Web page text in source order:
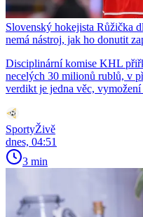
Slovenský hokejista Růžička
nemá nástroj, jak ho donutit
Disciplinární komise KHL
necelých 30 milionů rublů, v
verdikt je jedna věc,
SportyŽivě
dnes, 04:51
3 min